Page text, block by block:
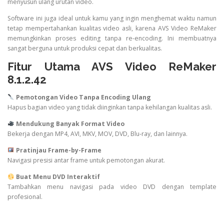
Software ini juga ideal untuk kamu yang ingin menghemat waktu namun
tetap mempertahankan kualitas video asli, karena AVS Video ReMaker
memungkinkan proses editing tanpa re-encoding. Ini membuatnya
sangat berguna untuk produksi cepat dan berkualitas.
Fitur Utama AVS Video ReMaker
8.1.2.42
Pemotongan Video Tanpa Encoding Ulang
Hapus bagian video yang tidak diinginkan tanpa kehilangan kualitas asli.
Mendukung Banyak Format Video
Bekerja dengan MP4, AVI, MKV, MOV, DVD, Blu-ray, dan lainnya.
Pratinjau Frame-by-Frame
Navigasi presisi antar frame untuk pemotongan akurat.
Buat Menu DVD Interaktif
Tambahkan menu navigasi pada video DVD dengan template
profesional.